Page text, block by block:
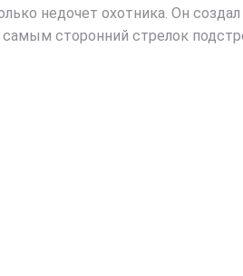
недочет охотника. Он
сторонний стрелок